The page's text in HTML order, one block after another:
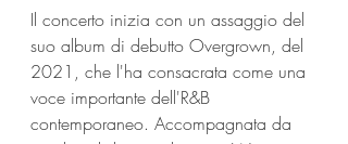
Il concerto inizia con un assaggio del
suo album di debutto Overgrown, del
2021, che l'ha consacrata come una
voce importante dell'R&B
contemporaneo. Accompagnata da